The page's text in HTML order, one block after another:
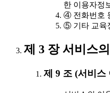
한 이용자정
④ 전화번호
⑤ 기타 교육
제 3 장 서비스
제 9 조 (서비스